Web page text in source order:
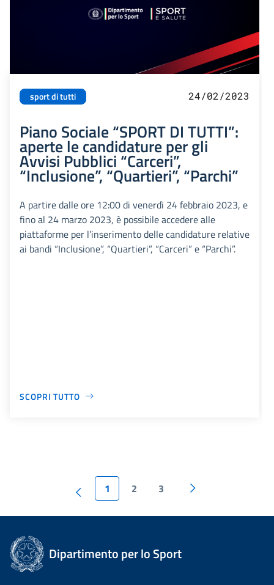
sport di tutti 24/02/2023
Piano Sociale “SPORT DI TUTTI”:
aperte le candidature per gli
Avvisi Pubblici “Carceri”,
“Inclusione”, “Quartieri”, “Parchi”
A partire dalle ore 12:00 di venerdì 24 febbraio 2023, e
fino al 24 marzo 2023, è possibile accedere alle
piattaforme per l’inserimento delle candidature relative
ai bandi “Inclusione”, “Quartieri”, “Carceri” e “Parchi”.
SCOPRI TUTTO
1 2 3
Dipartimento per lo Sport